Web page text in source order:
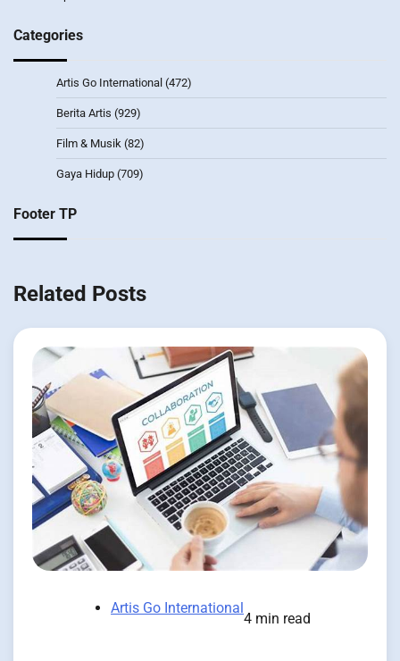
Categories
Artis Go International (472)
Berita Artis (929)
Film & Musik (82)
Gaya Hidup (709)
Footer TP
Related Posts
Artis Go International
4 min read